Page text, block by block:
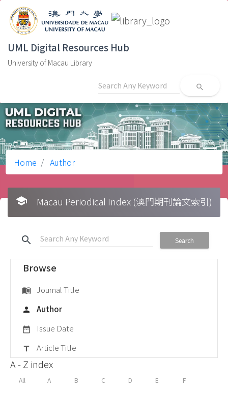
UML Digital Resources Hub
University of Macau Library
search
Home Author
school Macau Periodical Index (澳門期刊論文索引)
search Search
Browse
menu_book Journal Title
person Author
date_range Issue Date
title Article Title
A - Z index
All A B C D E F